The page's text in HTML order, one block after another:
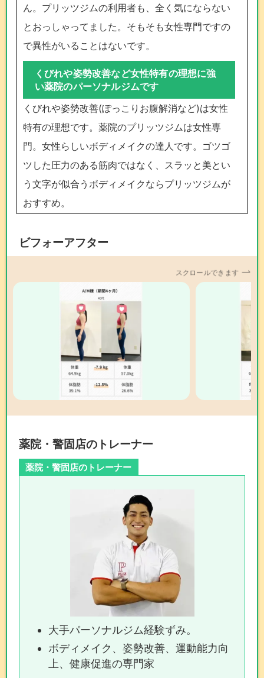
ん。プリッツジムの利用者も、全く気にならない
とおっしゃってました。そもそも女性専門ですの
で異性がいることはないです。
くびれや姿勢改善など女性特有の理想に強
い薬院のパーソナルジムです
くびれや姿勢改善(ぽっこりお腹解消など)は女性
特有の理想です。薬院のプリッツジムは女性専
門。女性らしいボディメイクの達人です。ゴツゴ
ツした圧力のある筋肉ではなく、スラッと美とい
う文字が似合うボディメイクならプリッツジムが
おすすめ。
ビフォーアフター
スクロールできます
薬院・警固店のトレーナー
薬院・警固店のトレーナー
大手パーソナルジム経験ずみ。
ボディメイク、姿勢改善、運動能力向
上、健康促進の専門家